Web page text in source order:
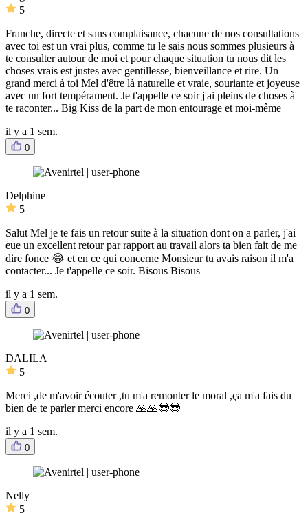
5
Franche, directe et sans complaisance, chacune de nos consultations
avec toi est un vrai plus, comme tu le sais nous sommes plusieurs à
te consulter autour de moi et pour chaque situation tu nous dit les
choses vrais est justes avec gentillesse, bienveillance et rire. Un
grand merci à toi Mel d'être là naturelle et vraie, souriante et joyeuse
avec un fort tempérament. Je t'appelle ce soir j'ai pleins de choses à
te raconter... Big Kiss de la part de mon entourage et moi-même
il y a 1 sem.
0
Delphine
5
Salut Mel je te fais un retour suite à la situation dont on a parler, j'ai
eue un excellent retour par rapport au travail alors ta bien fait de me
dire fonce 😂 et en ce qui concerne Monsieur tu avais raison il m'a
contacter... Je t'appelle ce soir. Bisous Bisous
il y a 1 sem.
0
DALILA
5
Merci ,de m'avoir écouter ,tu m'a remonter le moral ,ça m'a fais du
bien de te parler merci encore 🙏🙏😍😍
il y a 1 sem.
0
Nelly
5